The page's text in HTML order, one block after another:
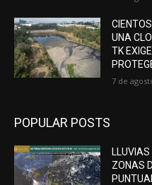
UNA
TK
7 de
POPULAR POSTS
LLUVIAS
ZONAS